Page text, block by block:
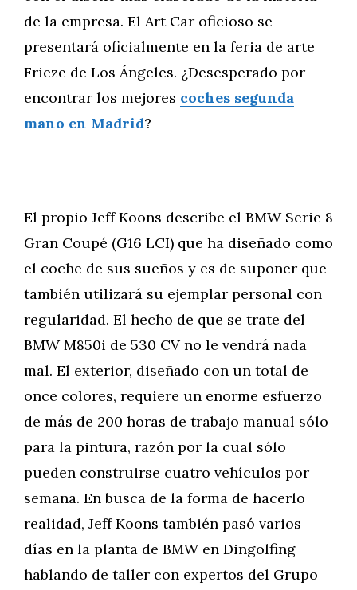
de la empresa. El Art Car oficioso se
presentará oficialmente en la feria de arte
Frieze de Los Ángeles. ¿Desesperado por
encontrar los mejores coches segunda
mano en Madrid?
El propio Jeff Koons describe el BMW Serie 8
Gran Coupé (G16 LCI) que ha diseñado como
el coche de sus sueños y es de suponer que
también utilizará su ejemplar personal con
regularidad. El hecho de que se trate del
BMW M850i de 530 CV no le vendrá nada
mal. El exterior, diseñado con un total de
once colores, requiere un enorme esfuerzo
de más de 200 horas de trabajo manual sólo
para la pintura, razón por la cual sólo
pueden construirse cuatro vehículos por
semana. En busca de la forma de hacerlo
realidad, Jeff Koons también pasó varios
días en la planta de BMW en Dingolfing
hablando de taller con expertos del Grupo